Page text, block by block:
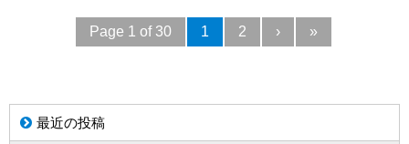
Page 1 of 30 1 2 › »
最近の投稿